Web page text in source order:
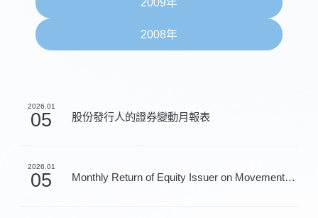
2009年
2008年
2026.01
05 股份發行人的證券變動月報表
2026.01
05 Monthly Return of Equity Issuer on Movements in Secur...